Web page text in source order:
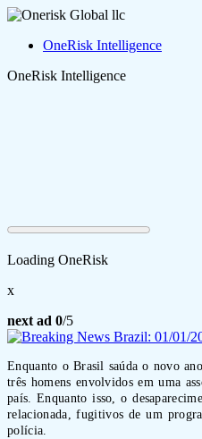
OneRisk Intelligence
OneRisk Intelligence
Loading OneRisk
x
next ad 0/5
Enquanto o Brasil saúda o novo
três homens envolvidos em uma
país. Enquanto isso, o
relacionada, fugitivos de um
polícia.